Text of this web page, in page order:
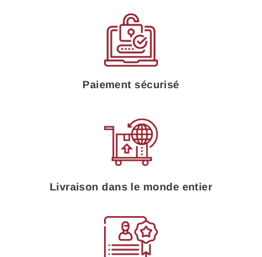
Paiement sécurisé
Livraison dans le monde entier